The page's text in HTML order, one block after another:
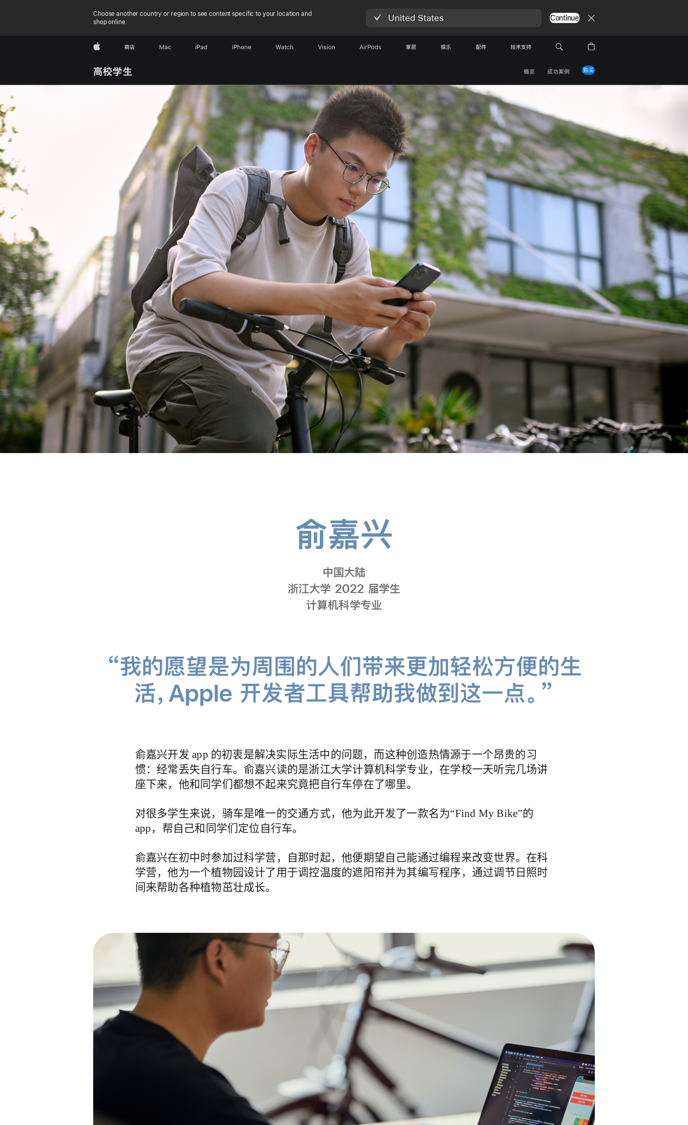
Choose another country or region to see content specific to your location and
shop online.
United States Continue
Apple 商店 Mac iPad iPhone Watch Vision AirPods 家居 娱乐 配件 技术支持
高校学生 概览 成功案例 购买
俞嘉兴
计
机
科
中国大陆
浙江大学 2022 届学生
计算机科学专业
“我的愿望是为周围的人们带来更加轻松方便的生
活，Apple 开发者工具帮助我做到这一点。”
俞嘉兴开发 app 的初衷是解决实际生活中的问题，而这种创造热情源于一个昂贵的习
惯：经常丢失自行车。俞嘉兴读的是浙江大学计算机科学专业，在学校一天听完几场讲
座下来，他和同学们都想不起来究竟把自行车停在了哪里。
对很多学生来说，骑车是唯一的交通方式，他为此开发了一款名为“Find My Bike”的
app，帮自己和同学们定位自行车。
俞嘉兴在初中时参加过科学营，自那时起，他便期望自己能通过编程来改变世界。在科
学营，他为一个植物园设计了用于调控温度的遮阳帘并为其编写程序，通过调节日照时
间来帮助各种植物茁壮成长。